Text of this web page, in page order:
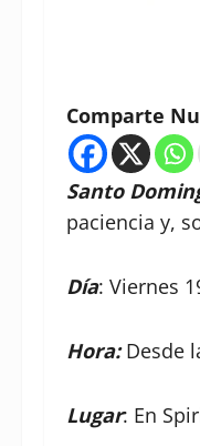
Comparte
Santo
paciencia y,
Día: Viernes
Hora:Desde
Lugar: En